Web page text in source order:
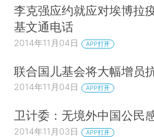
李克强应约就应对埃博拉
基文通电话
2014年11月04日 APP打开
联合国儿基会将大幅增员
2014年11月04日 APP打开
卫计委：无境外中国公民
2014年11月03日 APP打开